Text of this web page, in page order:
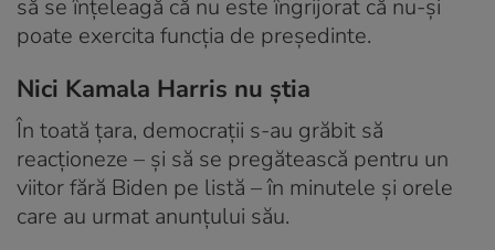
să se înţeleagă că nu este îngrijorat că nu-şi
poate exercita funcţia de preşedinte.
Nici Kamala Harris nu știa
În toată ţara, democraţii s-au grăbit să
reacţioneze – şi să se pregătească pentru un
viitor fără Biden pe listă – în minutele şi orele
care au urmat anunţului său.